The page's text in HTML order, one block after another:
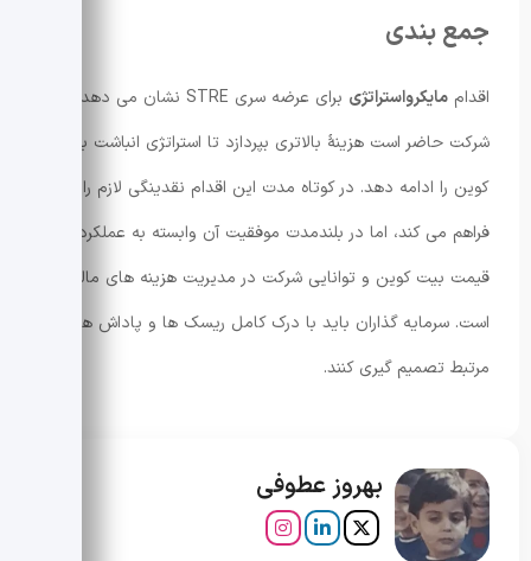
جمع بندی
اقدام مایکرواستراتژی
برای عرضه سری STRE نشان می دهد که
شرکت حاضر است هزینهٔ بالاتری بپردازد تا استراتژی انباشت بیت
کوین را ادامه دهد. در کوتاه مدت این اقدام نقدینگی لازم را
فراهم می کند، اما در بلندمدت موفقیت آن وابسته به عملکرد آتی
قیمت بیت کوین و توانایی شرکت در مدیریت هزینه های مالی
است. سرمایه گذاران باید با درک کامل ریسک ها و پاداش های
مرتبط تصمیم گیری کنند.
بهروز عطوفی